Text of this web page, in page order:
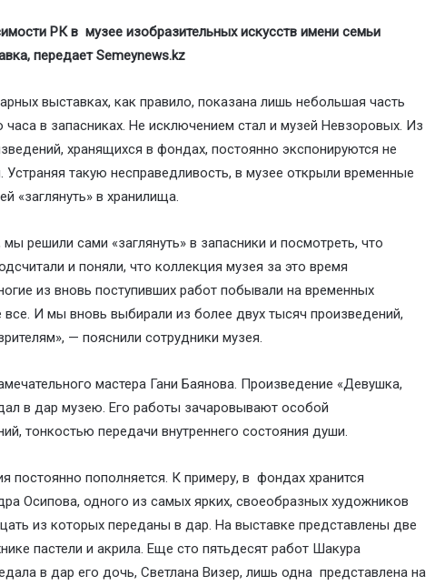
РК в музее изобразительных искусств имени семьи
передает Semeynews.kz
выставках, как правило, показана лишь небольшая часть
в запасниках. Не исключением стал и музей Невзоровых. Из
хранящихся в фондах, постоянно экспонируются не
такую несправедливость, в музее открыли временные
«заглянуть» в хранилища.
решили сами «заглянуть» в запасники и посмотреть, что
и поняли, что коллекция музея за это время
из вновь поступивших работ побывали на временных
И мы вновь выбирали из более двух тысяч произведений,
— пояснили сотрудники музея.
мастера Гани Баянова. Произведение «Девушка,
в дар музею. Его работы зачаровывают особой
тонкостью передачи внутреннего состояния души.
постоянно пополняется. К примеру, в фондах хранится
Осипова, одного из самых ярких, своеобразных художников
из которых переданы в дар. На выставке представлены две
пастели и акрила. Еще сто пятьдесят работ Шакура
в дар его дочь, Светлана Визер, лишь одна представлена на